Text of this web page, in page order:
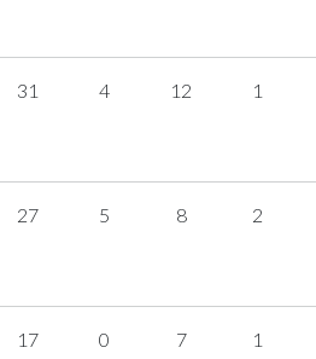
31 4 12 1
27 5 8 2
17 0 7 1